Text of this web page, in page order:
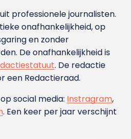
professionele journalisten.
onafhankelijkheid, op
en zonder
De onafhankelijkheid is
. De redactie
een Redactieraad.
social media: Instragram,
. Een keer per jaar verschijnt